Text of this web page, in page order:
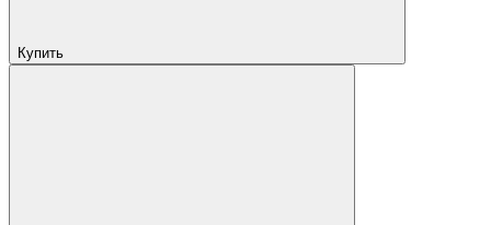
Купить